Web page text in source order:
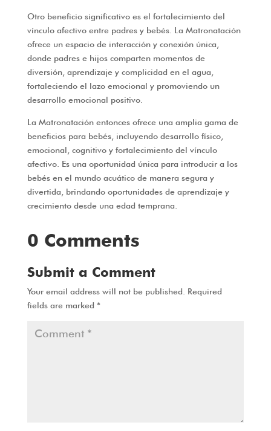
Otro beneficio significativo es el fortalecimiento del
vínculo afectivo entre padres y bebés. La Matronatación
ofrece un espacio de interacción y conexión única,
donde padres e hijos comparten momentos de
diversión, aprendizaje y complicidad en el agua,
fortaleciendo el lazo emocional y promoviendo un
desarrollo emocional positivo.
La Matronatación entonces ofrece una amplia gama de
beneficios para bebés, incluyendo desarrollo físico,
emocional, cognitivo y fortalecimiento del vínculo
afectivo. Es una oportunidad única para introducir a los
bebés en el mundo acuático de manera segura y
divertida, brindando oportunidades de aprendizaje y
crecimiento desde una edad temprana.
0 Comments
Submit a Comment
Your email address will not be published.
Required
fields are marked *